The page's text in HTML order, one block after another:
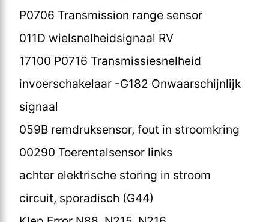
P0706 Transmission range sensor
011D wielsnelheidsignaal RV
17100 P0716 Transmissiesnelheid
invoerschakelaar -G182 Onwaarschijnlijk
signaal
059B remdruksensor, fout in stroomkring
00290 Toerentalsensor links
achter elektrische storing in stroom
circuit, sporadisch (G44)